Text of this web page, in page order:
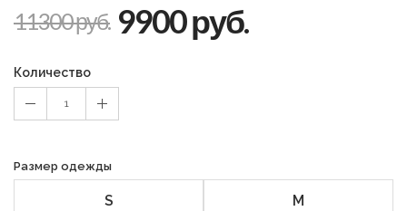
11300 руб. 9900 руб.
Количество
1
Размер одежды
S M